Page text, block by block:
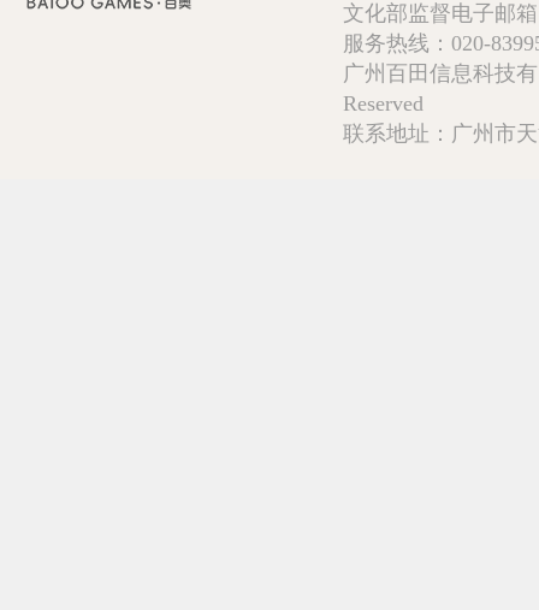
文化部监督电子邮
服务热线：020-
广州百田信息科技
Reserved
联系地址：广州市